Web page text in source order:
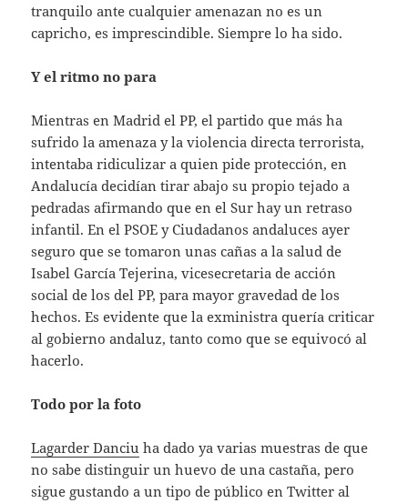
tranquilo ante cualquier amenazan no es un
capricho, es imprescindible. Siempre lo ha sido.
Y el ritmo no para
Mientras en Madrid el PP, el partido que más ha
sufrido la amenaza y la violencia directa terrorista,
intentaba ridiculizar a quien pide protección, en
Andalucía decidían tirar abajo su propio tejado a
pedradas afirmando que en el Sur hay un retraso
infantil. En el PSOE y Ciudadanos andaluces ayer
seguro que se tomaron unas cañas a la salud de
Isabel García Tejerina, vicesecretaria de acción
social de los del PP, para mayor gravedad de los
hechos. Es evidente que la exministra quería criticar
al gobierno andaluz, tanto como que se equivocó al
hacerlo.
Todo por la foto
Lagarder Danciu ha dado ya varias muestras de que
no sabe distinguir un huevo de una castaña, pero
sigue gustando a un tipo de público en Twitter al